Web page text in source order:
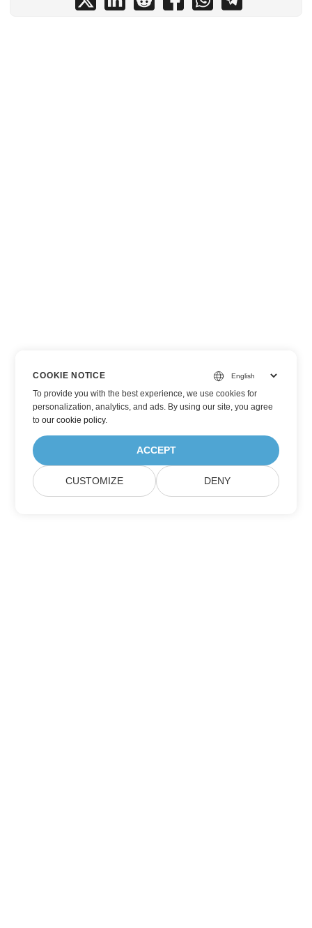
COOKIE NOTICE
To provide you with the best experience, we use cookies for
personalization, analytics, and ads. By using our site, you agree
toour cookie policy.
ACCEPT
CUSTOMIZE DENY